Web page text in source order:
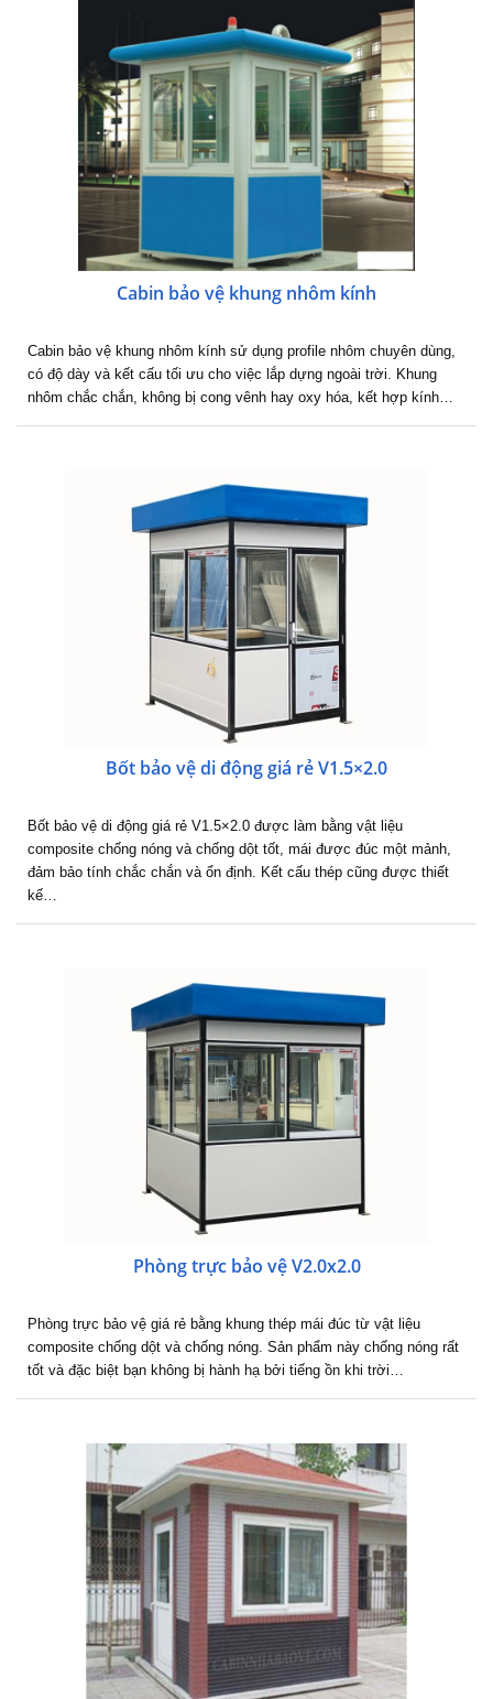
Cabin bảo vệ khung nhôm kính
Cabin bảo vệ khung nhôm kính sử dụng profile nhôm chuyên dùng,
có độ dày và kết cấu tối ưu cho việc lắp dựng ngoài trời. Khung
nhôm chắc chắn, không bị cong vênh hay oxy hóa, kết hợp kính…
Bốt bảo vệ di động giá rẻ V1.5×2.0
Bốt bảo vệ di động giá rẻ V1.5×2.0 được làm bằng vật liệu
composite chống nóng và chống dột tốt, mái được đúc một mảnh,
đảm bảo tính chắc chắn và ổn định. Kết cấu thép cũng được thiết
kế…
Phòng trực bảo vệ V2.0x2.0
Phòng trực bảo vệ giá rẻ bằng khung thép mái đúc từ vật liệu
composite chống dột và chống nóng. Sản phẩm này chống nóng rất
tốt và đặc biệt bạn không bị hành hạ bởi tiếng ồn khi trời…